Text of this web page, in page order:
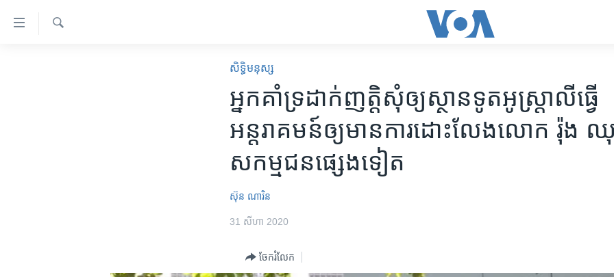
ទៅ​
សិទ្ធិ​មនុស្ស
អ្នក​គាំទ្រ​​ដាក់​ញត្តិ​​​សុំឲ្យ​ស្ថានទូត​អូស្ត្រាលី​​​ធ្វើ​​
អន្តរាគមន៍​​​ឲ្យ​មាន​ការ​ដោះ​លែង​​លោក​ ​រ៉ុង
សកម្មជន​ផ្សេង​ទៀត
ស៊ុន ណារិន
31 សីហា 2020
ចែករំលែក